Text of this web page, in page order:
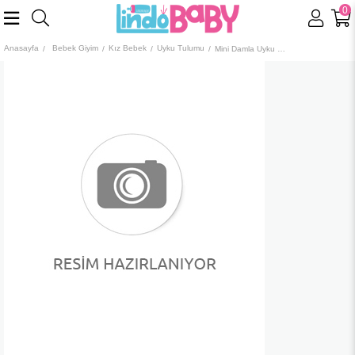
0
Anasayfa Bebek Giyim Kız Bebek Uyku Tulumu